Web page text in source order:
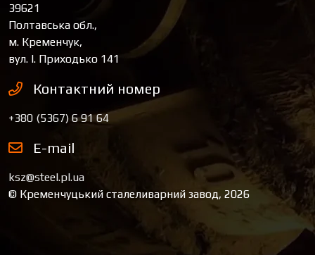
39621
Полтавська обл.,
м. Кременчук,
вул. І. Приходько 141
Контактний номер
+380 (5367) 6 91 64
E-mail
ksz@steel.pl.ua
© Кременчуцький сталеливарний завод, 2026